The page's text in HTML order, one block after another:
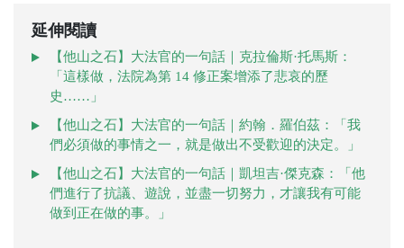
延伸閱讀
【他山之石】大法官的一句話｜克拉倫斯·托馬斯：
「這樣做，法院為第 14 修正案增添了悲哀的歷
史……」
【他山之石】大法官的一句話｜約翰．羅伯茲：「我
們必須做的事情之一，就是做出不受歡迎的決定。」
【他山之石】大法官的一句話｜凱坦吉·傑克森：「他
們進行了抗議、遊說，並盡一切努力，才讓我有可能
做到正在做的事。」